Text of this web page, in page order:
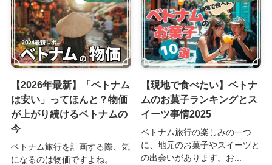
【2026年最新】「ベトナム
は安い」ってほんと？物価
が上がり続けるベトナムの
今
ベトナム旅行を計画する際、気
になるのは物価ですよね。
【現地で食べたい】ベトナ
ムのお菓子ランキングとス
イーツ事情2025
ベトナム旅行の楽しみの一つ
に、地元のお菓子やスイーツと
の出会いがあります。お...